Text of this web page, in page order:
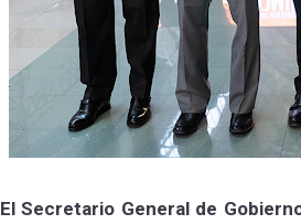
El Secretario General de